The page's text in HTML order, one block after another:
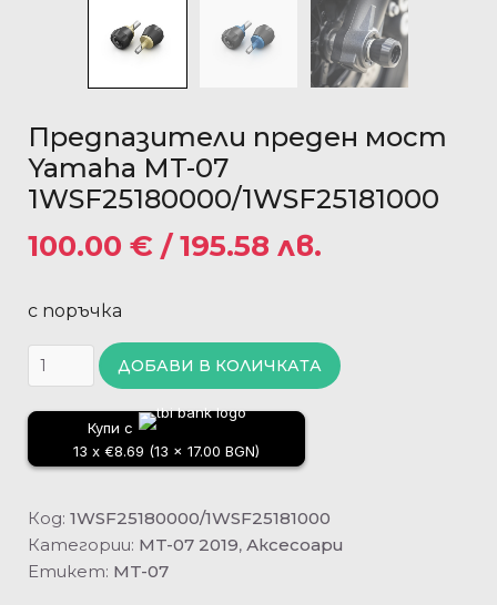
Предпазители преден мост
Yamaha MT-07
1WSF25180000/1WSF25181000
100.00 € / 195.58 лв.
с поръчка
ДОБАВИ В КОЛИЧКАТА
Купи с
13 x €8.69 (13 x 17.00 BGN)
Код: 1WSF25180000/1WSF25181000
Категории: MT-07 2019, Аксесоари
Етикет: MT-07